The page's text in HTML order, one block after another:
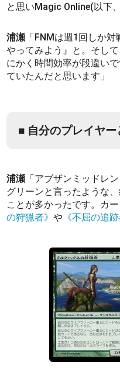
と思いMagic Online(以下
浦瀬 「FNMは週1回しか
やってみよう』と。そし
にかく時間効率が段違い
ていたんだと思います」
■ 自分のプレイヤ
浦瀬 「アブザンミッドレ
グリーンと言ったような
ことが多かったです。カー
の狩猟者》や 《不屈の追跡